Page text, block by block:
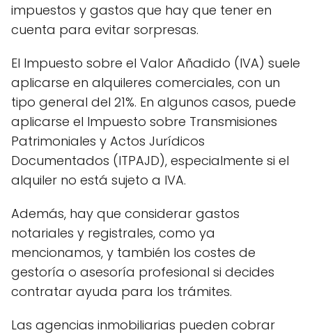
impuestos y gastos que hay que tener en
cuenta para evitar sorpresas.
El Impuesto sobre el Valor Añadido (IVA) suele
aplicarse en alquileres comerciales, con un
tipo general del 21%. En algunos casos, puede
aplicarse el Impuesto sobre Transmisiones
Patrimoniales y Actos Jurídicos
Documentados (ITPAJD), especialmente si el
alquiler no está sujeto a IVA.
Además, hay que considerar gastos
notariales y registrales, como ya
mencionamos, y también los costes de
gestoría o asesoría profesional si decides
contratar ayuda para los trámites.
Las agencias inmobiliarias pueden cobrar